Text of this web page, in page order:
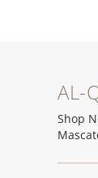
AL-
Shop